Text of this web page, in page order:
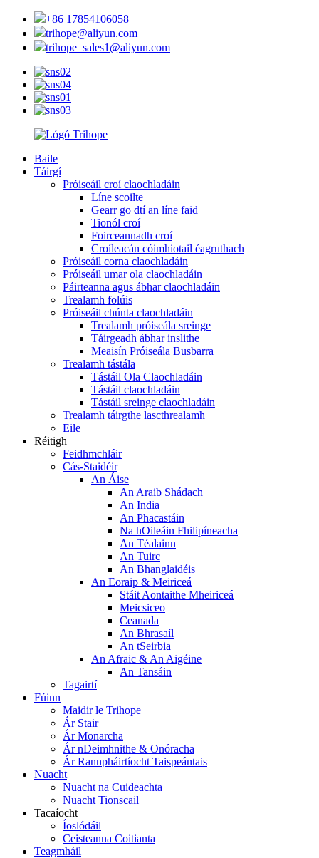
+86 17854106058
trihope@aliyun.com
trihope_sales1@aliyun.com
Baile
Táirgí
Próiseáil croí claochladáin
Líne scoilte
Gearr go dtí an líne faid
Tionól croí
Foirceannadh croí
Croíleacán cóimhiotail éagruthach
Próiseáil corna claochladáin
Próiseáil umar ola claochladáin
Páirteanna agus ábhar claochladáin
Trealamh folúis
Próiseáil chúnta claochladáin
Trealamh próiseála sreinge
Táirgeadh ábhar inslithe
Meaisín Próiseála Busbarra
Trealamh tástála
Tástáil Ola Claochladáin
Tástáil claochladáin
Tástáil sreinge claochladáin
Trealamh táirgthe lascthrealamh
Eile
Réitigh
Feidhmchláir
Cás-Staidéir
An Áise
An Araib Shádach
An India
An Phacastáin
Na hOileáin Fhilipíneacha
An Téalainn
An Tuirc
An Bhanglaidéis
An Eoraip & Meiriceá
Stáit Aontaithe Mheiriceá
Meicsiceo
Ceanada
An Bhrasaíl
An tSeirbia
An Afraic & An Aigéine
An Tansáin
Tagairtí
Fúinn
Maidir le Trihope
Ár Stair
Ár Monarcha
Ár nDeimhnithe & Onóracha
Ár Rannpháirtíocht Taispeántais
Nuacht
Nuacht na Cuideachta
Nuacht Tionscail
Tacaíocht
Íoslódáil
Ceisteanna Coitianta
Teagmháil